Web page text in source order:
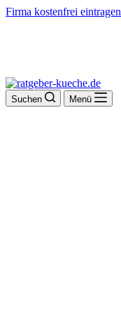
Firma kostenfrei eintragen
Suchen Menü